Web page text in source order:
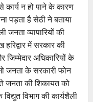
न हो पाने के कारण
पड़ता है सेठी ने बताया
व्यापारियों की
में सरकार की
जिम्मेदार अधिकारियों के
जनता के सरकारी फोन
जनता की शिकायत को
विभाग की कार्यशैली